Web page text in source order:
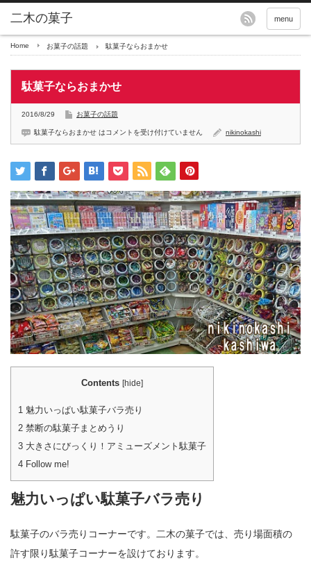
menu
Home お菓子の話題 駄菓子ならおまかせ
駄菓子ならおまかせ
2016/8/29 お菓子の話題
駄菓子ならおまかせ はコメントを受け付けていません nikinokashi
Contents [hide]
1 魅力いっぱい駄菓子バラ売り
2 禁断の駄菓子まとめうり
3 大きさにびっくり！アミューズメント駄菓子
4 Follow me!
魅力いっぱい駄菓子バラ売り
駄菓子のバラ売りコーナーです。二木の菓子では、売り場面積の
許す限り駄菓子コーナーを設けております。